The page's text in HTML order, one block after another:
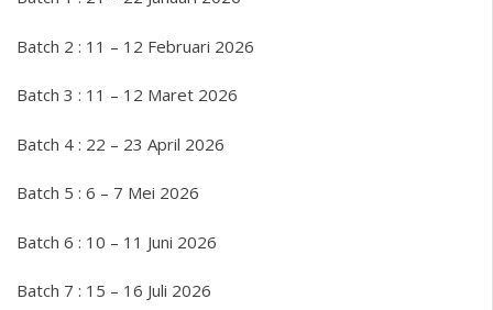
Batch 2 : 11 – 12 Februari 2026
Batch 3 : 11 – 12 Maret 2026
Batch 4 : 22 – 23 April 2026
Batch 5 : 6 – 7 Mei 2026
Batch 6 : 10 – 11 Juni 2026
Batch 7 : 15 – 16 Juli 2026